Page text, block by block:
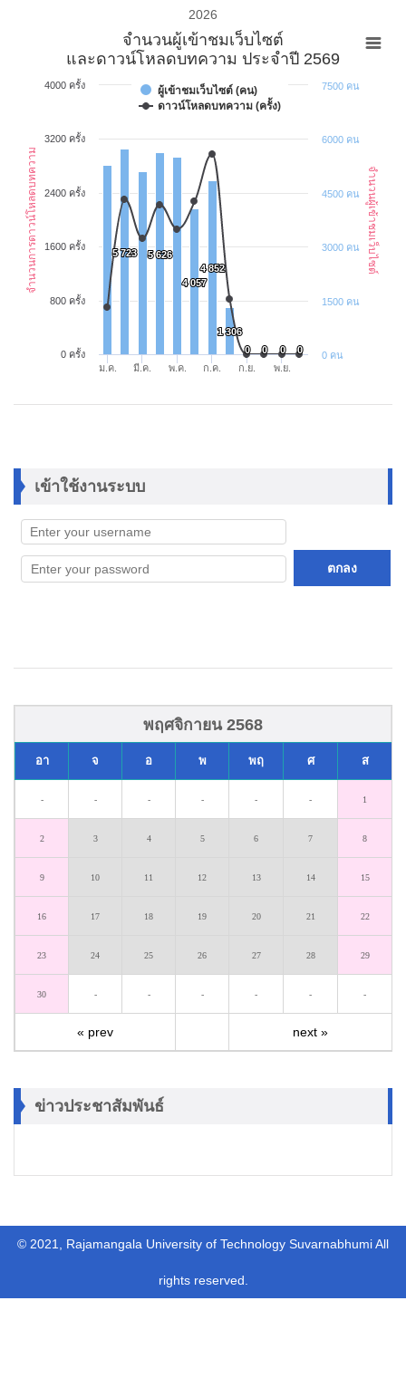
2026
จำนวนการดาวน์โหลดบทความ จำนวนผู้เข้าชมเว็บไซต์
จำนวนผู้เข้าชมเว็บไซต์
และดาวน์โหลดบทความ ประจำปี 2569
5 723
5 723 5 626
5 626
4 057
4 057
4 852
4 852
1 306
1 306
0
0 0
0 0
0 0
0
ผู้เข้าชมเว็บไซต์ (คน)
ดาวน์โหลดบทความ (ครั้ง)
ม.ค. มี.ค. พ.ค. ก.ค. ก.ย. พ.ย.
0 ครั้ง
800 ครั้ง
1600 ครั้ง
2400 ครั้ง
3200 ครั้ง
4000 ครั้ง
0 คน
1500 คน
3000 คน
4500 คน
6000 คน
7500 คน
เข้าใช้งานระบบ
ตกลง
พฤศจิกายน 2568
อา จ อ พ พฤ ศ ส
- - - - - - 1
2 3 4 5 6 7 8
9 10 11 12 13 14 15
16 17 18 19 20 21 22
23 24 25 26 27 28 29
30 - - - - - -
« prev next »
ข่าวประชาสัมพันธ์
© 2021, Rajamangala University of Technology Suvarnabhumi All
rights reserved.